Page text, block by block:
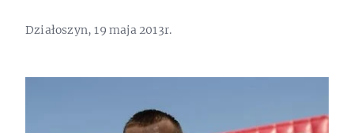
Działoszyn, 19 maja 2013r.